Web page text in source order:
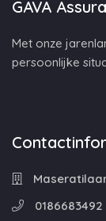
GAVA
Met onze
persoonlijke
0186683492